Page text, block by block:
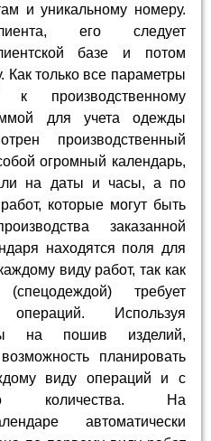
и уникальному номеру.
его следует
базе и потом
Как только все параметры
к производственному
для учета одежды
производственный
огромный календарь,
на даты и часы, а по
которые могут быть
заказанной
находятся поля для
виду работ, так как
требует
Используя
на пошив изделий,
планировать
виду операций и с
количества. На
автоматически